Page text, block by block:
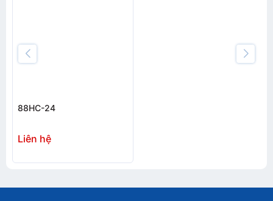
88HC-24
Liên hệ